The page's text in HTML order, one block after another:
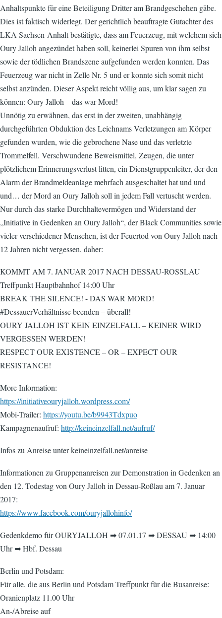
Anhaltspunkte für eine Beteiligung Dritter am Brandgeschehen gäbe.
Dies ist faktisch widerlegt. Der gerichtlich beauftragte Gutachter des
LKA Sachsen-Anhalt bestätigte, dass am Feuerzeug, mit welchem sich
Oury Jalloh angezündet haben soll, keinerlei Spuren von ihm selbst
sowie der tödlichen Brandszene aufgefunden werden konnten. Das
Feuerzeug war nicht in Zelle Nr. 5 und er konnte sich somit nicht
selbst anzünden. Dieser Aspekt reicht völlig aus, um klar sagen zu
können: Oury Jalloh – das war Mord!
Unnötig zu erwähnen, das erst in der zweiten, unabhängig
durchgeführten Obduktion des Leichnams Verletzungen am Körper
gefunden wurden, wie die gebrochene Nase und das verletzte
Trommelfell. Verschwundene Beweismittel, Zeugen, die unter
plötzlichem Erinnerungsverlust litten, ein Dienstgruppenleiter, der den
Alarm der Brandmeldeanlage mehrfach ausgeschaltet hat und und
und… der Mord an Oury Jalloh soll in jedem Fall vertuscht werden.
Nur durch das starke Durchhaltevermögen und Widerstand der
„Initiative in Gedenken an Oury Jalloh“, der Black Communities sowie
vieler verschiedener Menschen, ist der Feuertod von Oury Jalloh nach
12 Jahren nicht vergessen, daher:
KOMMT AM 7. JANUAR 2017 NACH DESSAU-ROSSLAU
Treffpunkt Hauptbahnhof 14:00 Uhr
BREAK THE SILENCE! - DAS WAR MORD!
#DessauerVerhältnisse beenden – überall!
OURY JALLOH IST KEIN EINZELFALL – KEINER WIRD
VERGESSEN WERDEN!
RESPECT OUR EXISTENCE – OR – EXPECT OUR
RESISTANCE!
More Information:
https://initiativeouryjalloh.wordpress.com/
Mobi-Trailer: https://youtu.be/b9943Tdxpuo
Kampagnenaufruf: http://keineinzelfall.net/aufruf/
Infos zu Anreise unter keineinzelfall.net/anreise
Informationen zu Gruppenanreisen zur Demonstration in Gedenken an
den 12. Todestag von Oury Jalloh in Dessau-Roßlau am 7. Januar
2017:
https://www.facebook.com/ouryjallohinfo/
Gedenkdemo für OURYJALLOH ➡ 07.01.17 ➡ DESSAU ➡ 14:00
Uhr ➡ Hbf. Dessau
Berlin und Potsdam:
Für alle, die aus Berlin und Potsdam Treffpunkt für die Busanreise:
Oranienplatz 11.00 Uhr
An-/Abreise auf